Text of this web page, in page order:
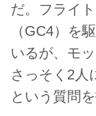
だ。フライ
（GC4）を
いるが、モ
さっそく2人
という質問を